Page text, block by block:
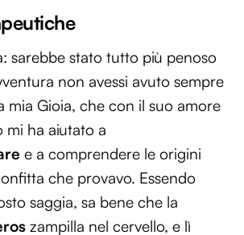
sarebbe stato tutto più penoso
non avessi avuto sempre
mia Gioia, che con il suo amore
mi ha aiutato a
e a comprendere le origini
che provavo. Essendo
saggia, sa bene che la
zampilla nel cervello, e lì